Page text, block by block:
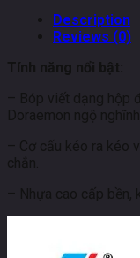
Description
Reviews (0)
Tính năng nổi bật:
– Bóp viết dạng hộp
Doraemon ngộ
– Cơ cấu kéo ra kéo
chắn.
– Nhựa cao cấp bền,